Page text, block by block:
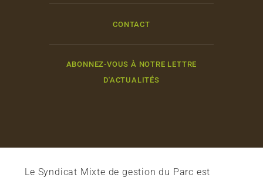
CONTACT
ABONNEZ-VOUS À NOTRE LETTRE
D'ACTUALITÉS
Le Syndicat Mixte de gestion du Parc est